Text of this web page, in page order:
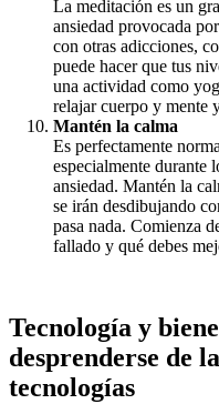
La meditación es un
ansiedad provocada
con otras adicciones,
puede hacer que tus
una actividad como
relajar cuerpo y mente
Mantén la calma
Es perfectamente
especialmente durante
ansiedad. Mantén la
se irán desdibujando
pasa nada. Comienza
fallado y qué debes
Tecnología y
desprenderse de
tecnologías